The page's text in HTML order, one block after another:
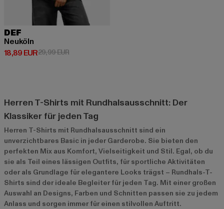
DEF
Neuköln
18,89 EUR
Derzeitiger Preis: 18,89 EUR
29,99 EURAktionspreis: 29,99 EUR
Herren T-Shirts mit Rundhalsausschnitt: Der
Klassiker für jeden Tag
Herren T-Shirts mit Rundhalsausschnitt sind ein
unverzichtbares Basic in jeder Garderobe. Sie bieten den
perfekten Mix aus Komfort, Vielseitigkeit und Stil. Egal, ob du
sie als Teil eines lässigen Outfits, für sportliche Aktivitäten
oder als Grundlage für elegantere Looks trägst – Rundhals-T-
Shirts sind der ideale Begleiter für jeden Tag. Mit einer großen
Auswahl an Designs, Farben und Schnitten passen sie zu jedem
Anlass und sorgen immer für einen stilvollen Auftritt.